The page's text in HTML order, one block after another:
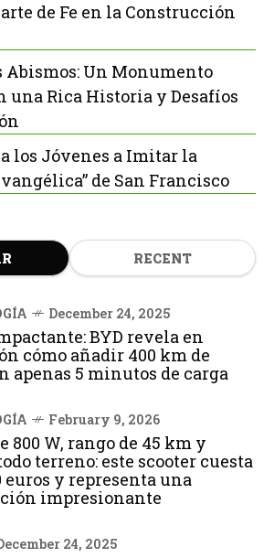
de Fe en la Construcción
Abismos: Un Monumento
una Rica Historia y Desafíos
los Jóvenes a Imitar la
de San Francisco
RECENT
December 24, 2025
BYD revela en
cómo añadir 400 km de
apenas 5 minutos de carga
February 9, 2026
800 W, rango de 45 km y
terreno: este scooter cuesta
euros y representa una
impresionante
24, 2025